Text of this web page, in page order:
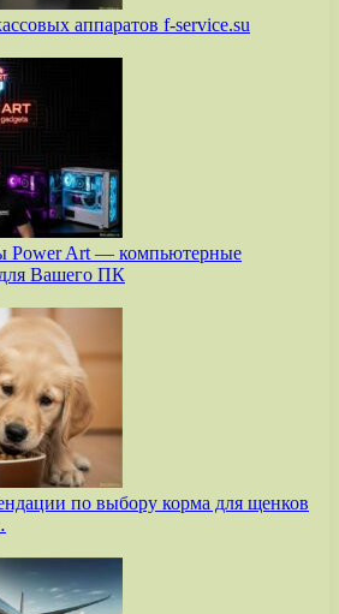
аппаратов f-service.su
Power Art — компьютерные
Вашего ПК
по выбору корма для щенков